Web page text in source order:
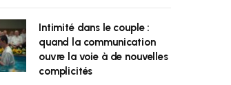
Intimité dans le couple :
quand la communication
ouvre la voie à de nouvelles
complicités